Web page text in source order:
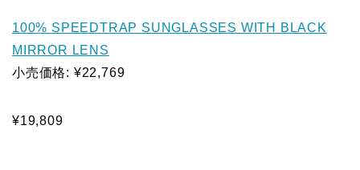
100% SPEEDTRAP SUNGLASSES WITH BLACK
MIRROR LENS
小売価格: ¥22,769
¥19,809